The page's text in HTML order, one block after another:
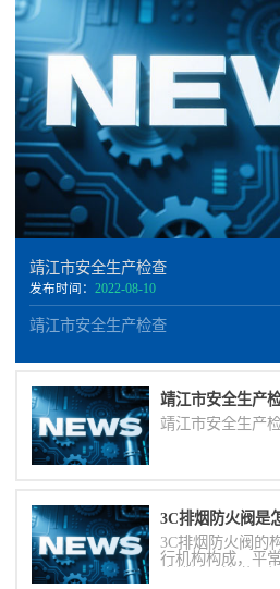
靖江市安全生产检查
发布时间： 2022-08-10
靖江市安全生产检查
靖江市安全生产
靖江市安全生产
3C排烟防火阀是
3C排烟防火阀的
行机构构成，平